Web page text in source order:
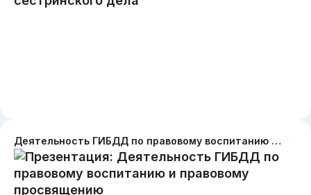
Деятельность ГИБДД по правовому воспитанию и правовому просвящению